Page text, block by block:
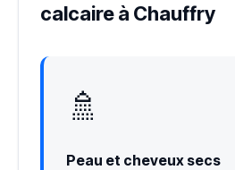
calcaire à Chauffry
🚿
Peau et cheveux secs